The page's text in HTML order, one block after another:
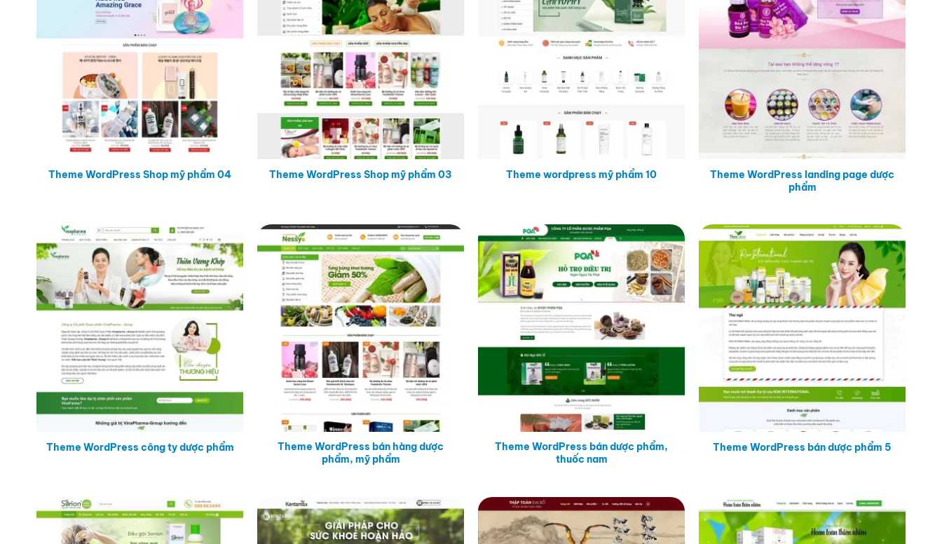
Theme WordPress Shop mỹ phẩm 04 Theme WordPress Shop mỹ phẩm 03 Theme wordpress mỹ phẩm 10
Theme WordPress landing page dược
phẩm
Theme WordPress công ty dược phẩm
Theme WordPress bán hàng dược
phẩm, mỹ phẩm
Theme WordPress bán dược phẩm,
thuốc nam
Theme WordPress bán dược phẩm 5